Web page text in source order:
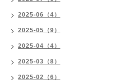
2025-06（4）
2025-05（9）
2025-04（4）
2025-03（8）
2025-02（6）